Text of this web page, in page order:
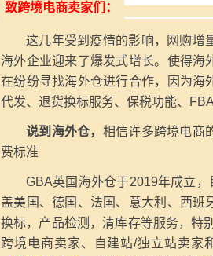
致跨境电商卖家们：
这几年受到疫情的影响，网购增
海外企业迎来了爆发式增长。使得海
在纷纷寻找海外仓进行合作，因为海
代发、退货换标服务、保税功能、
说到海外仓， 相信许多跨境电商
费标准
GBA英国海外仓于2019年成立
盖美国、德国、法国、意大利、西班
换标，产品检测，清库存等服务，特
跨境电商卖家、自建站/独立站卖家